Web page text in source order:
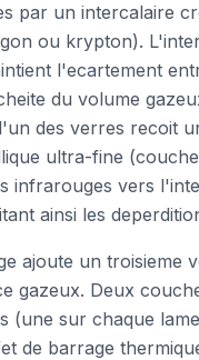
par un intercalaire
ou krypton).
l'ecartement
du volume
des verres recoit
ultra-fine
infrarouges vers
ainsi les
ajoute un troisieme
gazeux. Deux
(une sur chaque
de barrage